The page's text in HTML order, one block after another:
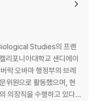
Studies의 프랜
포니아대학교 샌디에이
락 오바마 행정부의 브레
위원으로 활동했으며, 현
의장직을 수행하고 있다.